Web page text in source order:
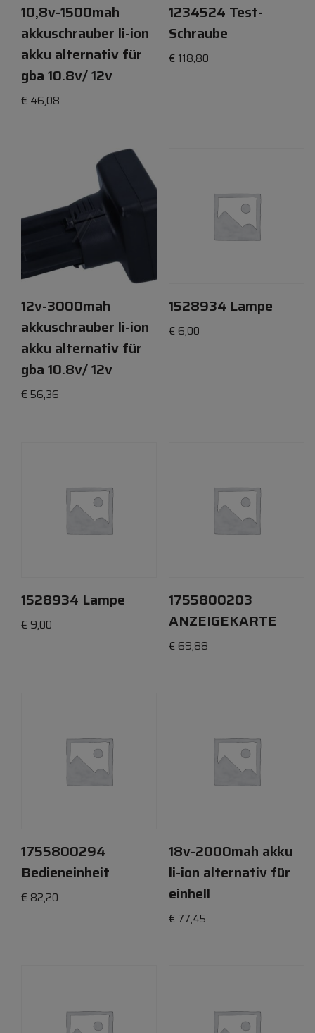
10,8v-1500mah
akkuschrauber li-ion
akku alternativ für
gba 10.8v/ 12v
€ 46,08
1234524 Test-
Schraube
€118,80
12v-3000mah
akkuschrauber li-ion
akku alternativ für
gba 10.8v/ 12v
€ 56,36
1528934 Lampe
€6,00
1528934 Lampe
€ 9,00
1755800203
ANZEIGEKARTE
€69,88
1755800294
Bedieneinheit
€ 82,20
18v-2000mah akku
li-ion alternativ für
einhell
€77,45